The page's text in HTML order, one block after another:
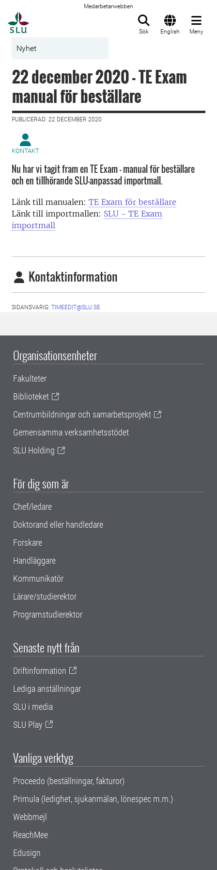
Medarbetarwebben
Sök English Meny
Nyhet
22 december 2020 - TE Exam
manual för beställare
PUBLICERAD: 22 DECEMBER 2020
KONTAKT
Nu har vi tagit fram en TE Exam - manual för beställare
och en tillhörande SLU-anpassad importmall.
Länk till manualen: TE Exam för beställare
Länk till importmallen: SLU - TE Exam
importmall
Kontaktinformation
SIDANSVARIG: TIMEEDIT@SLU.SE
Organisationsenheter
Fakulteter
Biblioteket
Centrumbildningar och samarbetsprojekt
Gemensamma verksamhetsstödet
SLU Holding
För dig som är
Chef/ledare
Doktorand eller handledare
Forskare
Handläggare
Kommunikatör
Lärare/studierektor
Programstudierektor
Senaste nytt från
Driftinformation
Lediga anställningar
SLU i media
SLU Play
Vanliga verktyg
Proceedo (beställningar, fakturor)
Primula (ledighet, sjukanmälan, lönespec m.m.)
Webbmejl
ReachMee
Edusign